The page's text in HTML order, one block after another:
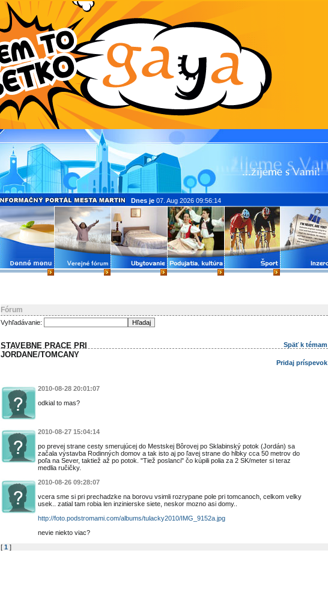
Dnes je 07. Aug 2026 09:56:14
Fórum
Vyhľadávanie:
STAVEBNE PRACE PRI
JORDANE/TOMCANY
Späť k témam
Pridaj príspevok
2010-08-28 20:01:07
odkial to mas?
2010-08-27 15:04:14
po prevej strane cesty smerujúcej do Mestskej Bôrovej po Sklabinský potok (Jordán) sa
začala výstavba Rodinných domov a tak isto aj po ľavej strane do hĺbky cca 50 metrov do
poľa na Sever, taktiež až po potok. "Tiež poslanci" čo kúpili polia za 2 SK/meter si teraz
medlia ručičky.
2010-08-26 09:28:07
vcera sme si pri prechadzke na borovu vsimli rozrypane pole pri tomcanoch, celkom velky
usek.. zatial tam robia len inzinierske siete, neskor mozno asi domy..
http://foto.podstromami.com/albums/tulacky2010/IMG_9152a.jpg
nevie niekto viac?
[ 1 ]